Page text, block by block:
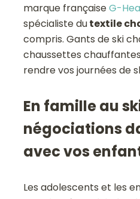
marque françaiseG-
spécialiste dutextile
compris. Gants de ski
chaussettes
rendre vos journées de
En famille au
négociations
avec vos
Les adolescents et les